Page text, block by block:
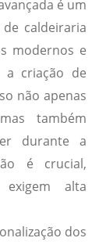
é um
caldeiraria
modernos e
a criação de
não apenas
também
durante a
é crucial,
alta
dos